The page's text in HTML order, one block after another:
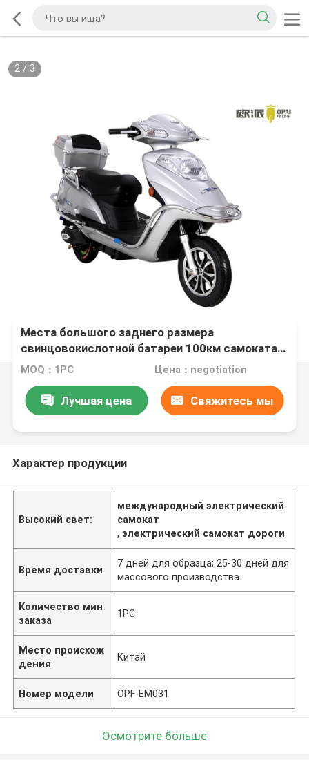
2/ 3
Места большого заднего размера
свинцовокислотной батареи 100км самоката
72В45АХ коробки долгосрочного
MOQ：1PC Цена：negotiation
Лучшая цена Свяжитесь мы
Характер продукции
Высокий свет:
международный электрический
самокат
,электрический самокат дороги
Время доставки
7 дней для образца; 25-30 дней для
массового производства
Количество мин
заказа
1PC
Место происхож
дения
Китай
Номер модели OPF-EM031
Осмотрите больше